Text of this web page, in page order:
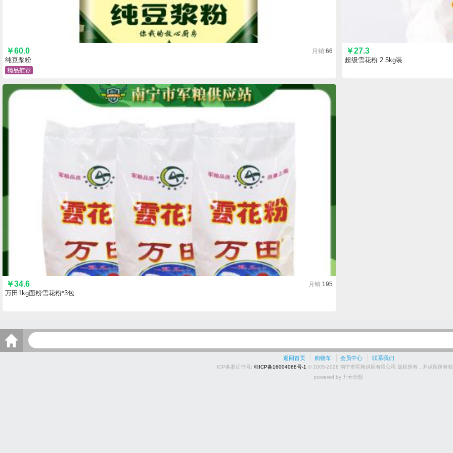
纯豆浆粉
￥60.0 月销:66
超级雪花粉 2.5kg装
￥27.3
万田1kg面粉雪花粉*3包
￥34.6 月销:195
返回首页 购物车 会员中心 联系我们
ICP备案证书号: 桂ICP备16004068号-1 © 2005-2026 南宁市军粮供应有限公司 版权所有，并保留所有权
powered by 开元创想